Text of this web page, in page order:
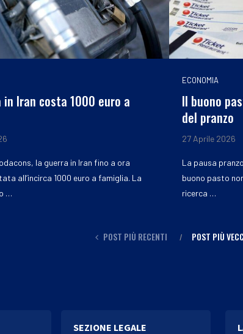
in Iran costa 1000 euro a
la guerra in Iran fino a ora
all’incirca 1000 euro a famiglia. La
…
ECONOMIA
Il buono
del pranzo
27 Aprile 2026
La pausa
buono pasto
ricerca …
POST PIÙ RECENTI POST PIÙ
SEZIONE LEGALE